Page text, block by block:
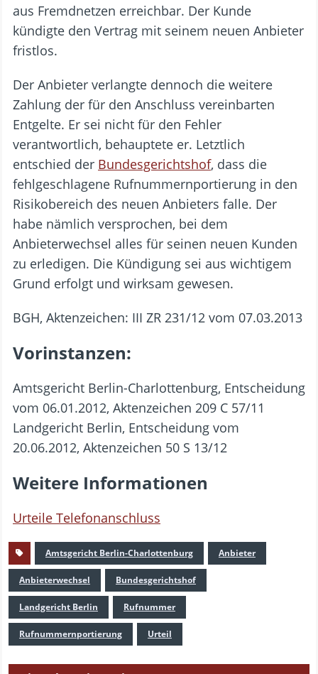
aus Fremdnetzen erreichbar. Der Kunde
kündigte den Vertrag mit seinem neuen Anbieter
fristlos.
Der Anbieter verlangte dennoch die weitere
Zahlung der für den Anschluss vereinbarten
Entgelte. Er sei nicht für den Fehler
verantwortlich, behauptete er. Letztlich
entschied der Bundesgerichtshof, dass die
fehlgeschlagene Rufnummernportierung in den
Risikobereich des neuen Anbieters falle. Der
habe nämlich versprochen, bei dem
Anbieterwechsel alles für seinen neuen Kunden
zu erledigen. Die Kündigung sei aus wichtigem
Grund erfolgt und wirksam gewesen.
BGH, Aktenzeichen: III ZR 231/12 vom 07.03.2013
Vorinstanzen:
Amtsgericht Berlin-Charlottenburg, Entscheidung
vom 06.01.2012, Aktenzeichen 209 C 57/11
Landgericht Berlin, Entscheidung vom
20.06.2012, Aktenzeichen 50 S 13/12
Weitere Informationen
Urteile Telefonanschluss
Amtsgericht Berlin-Charlottenburg Anbieter
Anbieterwechsel Bundesgerichtshof
Landgericht Berlin Rufnummer
Rufnummernportierung Urteil